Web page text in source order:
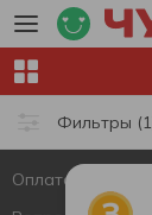
Фильтры
Вопросы и
Оставить
Оплата и